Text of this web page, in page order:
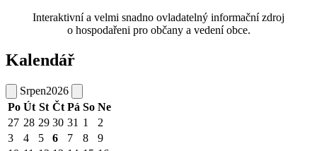
Interaktivní a velmi snadno ovladatelný informační zdroj
o hospodařeni pro občany a vedení obce.
Kalendář
Srpen2026
Po Út St Čt Pá So Ne
27 28 29 30 31 1
2
3
4 5 6 7 8
9